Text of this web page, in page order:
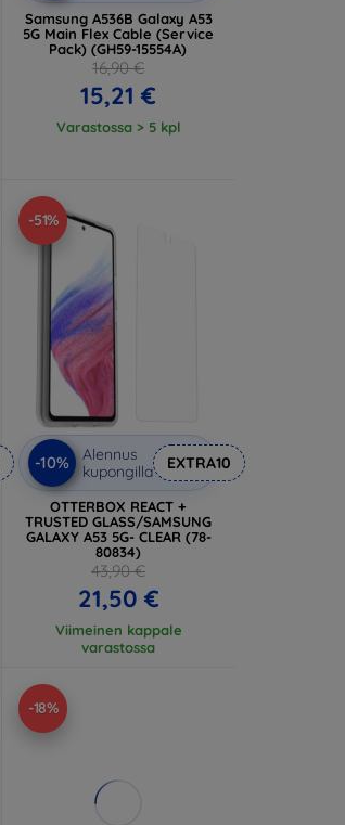
Samsung A536B Galaxy A53
5G Main Flex Cable (Service
Pack) (GH59-15554A)
16,90 €
15,21 €
Varastossa > 5 kpl
-51%
-10%
Alennus
kupongilla
EXTRA10
OTTERBOX REACT +
TRUSTED GLASS/SAMSUNG
GALAXY A53 5G- CLEAR (78-
80834)
43,90 €
21,50 €
Viimeinen kappale
varastossa
-18%